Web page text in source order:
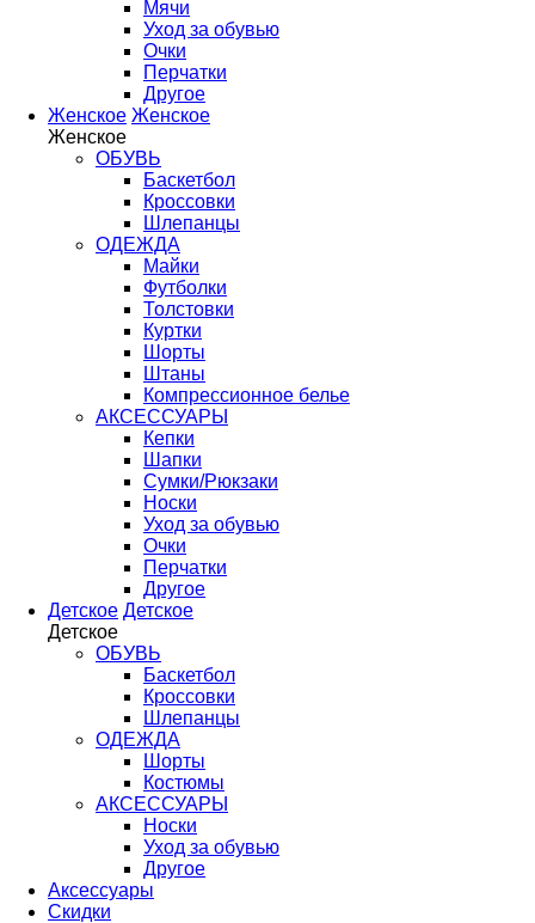
Мячи
Уход за обувью
Очки
Перчатки
Другое
Женское Женское
Женское
ОБУВЬ
Баскетбол
Кроссовки
Шлепанцы
ОДЕЖДА
Майки
Футболки
Толстовки
Куртки
Шорты
Штаны
Компрессионное белье
АКСЕССУАРЫ
Кепки
Шапки
Сумки/Рюкзаки
Носки
Уход за обувью
Очки
Перчатки
Другое
Детское Детское
Детское
ОБУВЬ
Баскетбол
Кроссовки
Шлепанцы
ОДЕЖДА
Шорты
Костюмы
АКСЕССУАРЫ
Носки
Уход за обувью
Другое
Аксессуары
Скидки